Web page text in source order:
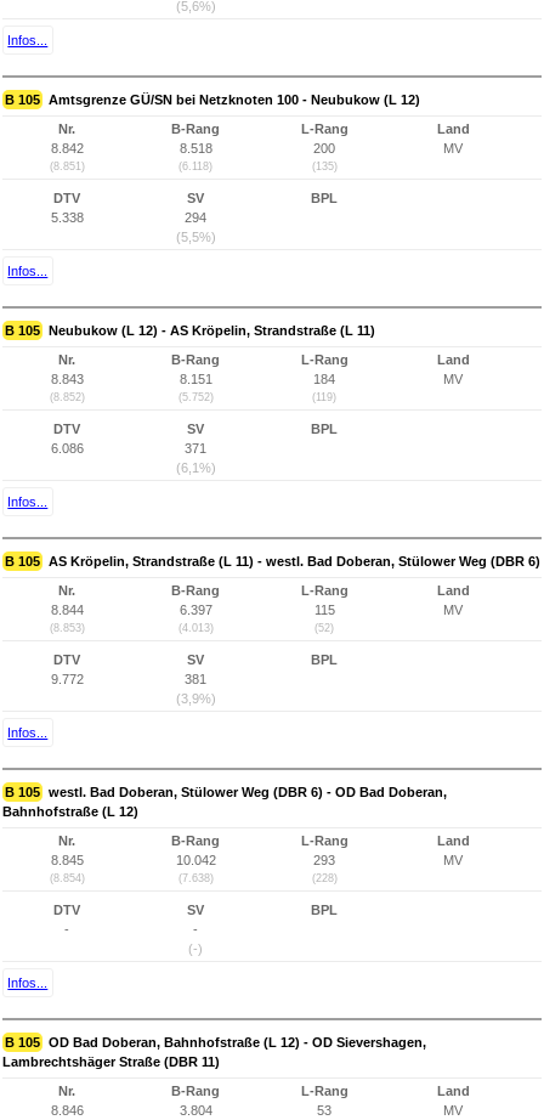
(5,6%)
Infos...
B 105 Amtsgrenze GÜ/SN bei Netzknoten 100 - Neubukow (L 12)
Nr.
8.842
(8.851)
B-Rang
8.518
(6.118)
L-Rang
200
(135)
Land
MV
DTV
5.338
SV
294
(5,5%)
BPL
Infos...
B 105 Neubukow (L 12) - AS Kröpelin, Strandstraße (L 11)
Nr.
8.843
(8.852)
B-Rang
8.151
(5.752)
L-Rang
184
(119)
Land
MV
DTV
6.086
SV
371
(6,1%)
BPL
Infos...
B 105 AS Kröpelin, Strandstraße (L 11) - westl. Bad Doberan, Stülower Weg (DBR 6)
Nr.
8.844
(8.853)
B-Rang
6.397
(4.013)
L-Rang
115
(52)
Land
MV
DTV
9.772
SV
381
(3,9%)
BPL
Infos...
B 105 westl. Bad Doberan, Stülower Weg (DBR 6) - OD Bad Doberan,
Bahnhofstraße (L 12)
Nr.
8.845
(8.854)
B-Rang
10.042
(7.638)
L-Rang
293
(228)
Land
MV
DTV
-
SV
-
(-)
BPL
Infos...
B 105 OD Bad Doberan, Bahnhofstraße (L 12) - OD Sievershagen,
Lambrechtshäger Straße (DBR 11)
Nr.
8.846
B-Rang
3.804
L-Rang
53
Land
MV